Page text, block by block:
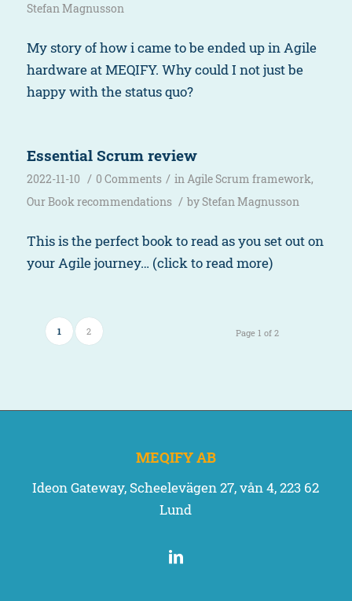
Stefan Magnusson
My story of how i came to be ended up in Agile
hardware at MEQIFY. Why could I not just be
happy with the status quo?
Essential Scrum review
2022-11-10 / 0 Comments / in Agile Scrum framework,
Our Book recommendations / by Stefan Magnusson
This is the perfect book to read as you set out on
your Agile journey… (click to read more)
Page 1 of 2
1 2
MEQIFY AB
Ideon Gateway, Scheelevägen 27, vån 4, 223 62
Lund